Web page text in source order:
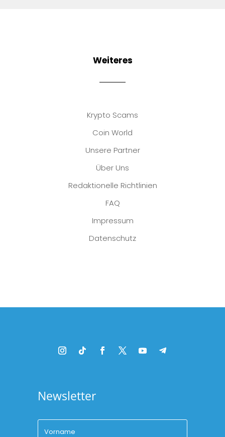
Weiteres
Krypto Scams
Coin World
Unsere Partner
Über Uns
Redaktionelle Richtlinien
FAQ
Impressum
Datenschutz
Newsletter